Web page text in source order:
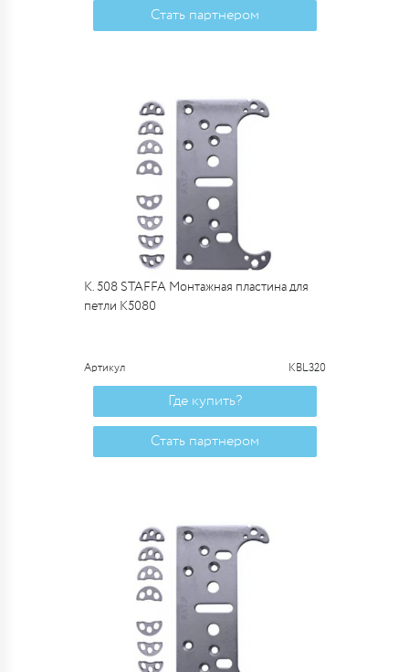
Стать партнером
К. 508 STAFFA Монтажная пластина для
петли К5080
Артикул KBL320
Где купить?
Стать партнером